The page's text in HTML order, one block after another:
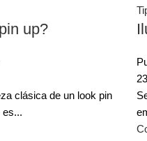
up?
clásica de un look pin
es...